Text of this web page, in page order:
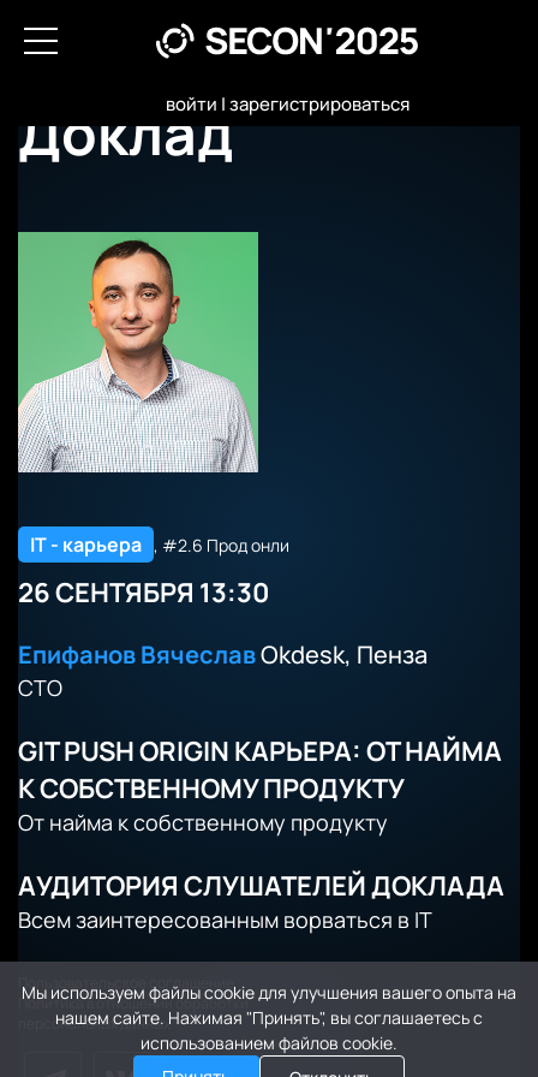
Мы используем файлы cookie для улучшения вашего опыта на
нашем сайте. Нажимая "Принять", вы соглашаетесь с
использованием файлов cookie.
войти |зарегистрироваться
Доклад
IT - карьера , #2.6 Прод онли
26 СЕНТЯБРЯ 13:30
Епифанов ВячеславOkdesk, Пенза
CTO
GIT PUSH ORIGIN КАРЬЕРА: ОТ НАЙМА
К СОБСТВЕННОМУ ПРОДУКТУ
От найма к собственному продукту
АУДИТОРИЯ СЛУШАТЕЛЕЙ ДОКЛАДА
Всем заинтересованным ворваться в IT
Пользовательское соглашение
Политика в отношении обработки
персональных данных